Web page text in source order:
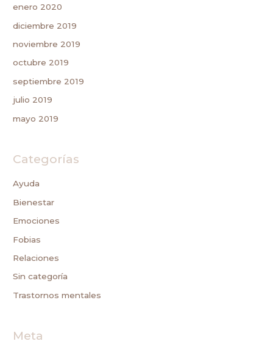
enero 2020
diciembre 2019
noviembre 2019
octubre 2019
septiembre 2019
julio 2019
mayo 2019
Categorías
Ayuda
Bienestar
Emociones
Fobias
Relaciones
Sin categoría
Trastornos mentales
Meta